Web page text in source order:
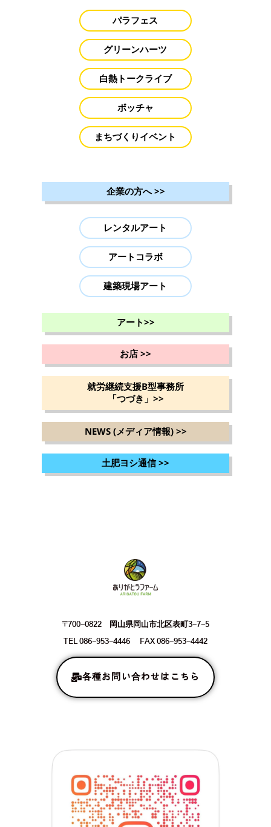
パラフェス
グリーンハーツ
白熱トークライブ
ボッチャ
まちづくりイベント
企業の方へ>>
レンタルアート
アートコラボ
建築現場アート
アート>>
お店>>
就労継続支援B型事務所
「つづき」 >>
NEWS (メディア情報)>>
土肥ヨシ通信>>
〒700-0822 岡山県岡山市北区表町3-7-5
TEL 086-953-4446 FAX 086-953-4442
各種お問い合わせはこちら